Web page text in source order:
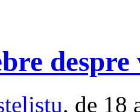
, de 18